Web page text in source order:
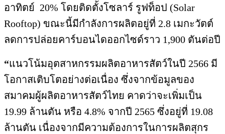
อาทิตย์ 20% โดยติดตั้งโซลาร์ รูฟท็อป (Solar
Rooftop) ขณะนี้มีกำลังการผลิตอยู่ที่ 2.8 เมกะวัตต์
ลดการปล่อยคาร์บอนไดออกไซด์ราว 1,900 ตันต่อปี
“แนวโน้มอุตสาหกรรมผลิตอาหารสัตว์ในปี 2566 มี
โอกาสเติบโตอย่างต่อเนื่อง ซึ่งจากข้อมูลของ
สมาคมผู้ผลิตอาหารสัตว์ไทย คาดว่าจะเพิ่มเป็น
19.99 ล้านตัน หรือ 4.8% จากปี 2565 ซึ่งอยู่ที่ 19.08
ล้านตัน เนื่องจากมีความต้องการในการผลิตสุกร